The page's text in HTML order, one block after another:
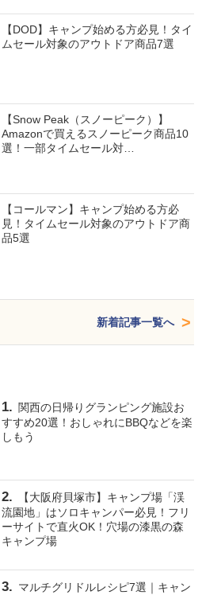
【DOD】キャンプ始める方必見！タイ
ムセール対象のアウトドア商品7選
【Snow Peak（スノーピーク）】
Amazonで買えるスノーピーク商品10
選！一部タイムセール対…
【コールマン】キャンプ始める方必
見！タイムセール対象のアウトドア商
品5選
新着記事一覧へ
関西の日帰りグランピング施設お
すすめ20選！おしゃれにBBQなどを楽
しもう
【大阪府貝塚市】キャンプ場「渓
流園地」はソロキャンパー必見！フリ
ーサイトで直火OK！穴場の漆黒の森
キャンプ場
マルチグリドルレシピ7選｜キャン